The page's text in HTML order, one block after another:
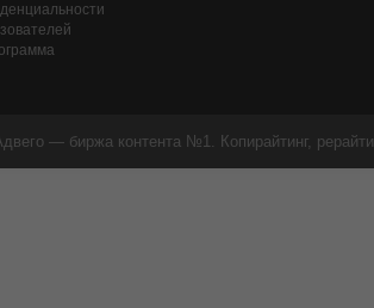
— биржа контента №1. Копирайтинг,